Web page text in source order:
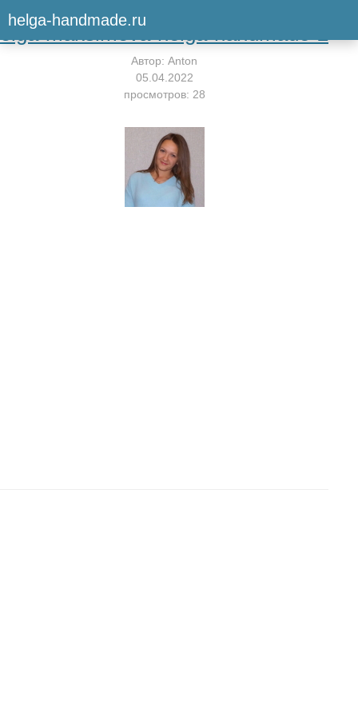
helga-handmade.ru
Вернуться к мастер-классу
olga-maksimova-helga-handmade-2
Автор: Anton
05.04.2022
просмотров: 28